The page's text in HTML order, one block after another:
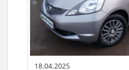
18.04.2025